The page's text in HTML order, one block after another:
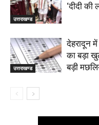
उत्तराखण्ड
‘दीदी
उत्तराखण्ड
देहरादून
का बड़ा
बड़ी